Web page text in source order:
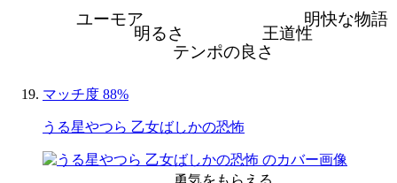
明快な物語
王道性
テンポの良さ
明るさ
ユーモア
マッチ度 88%
うる星やつら 乙女ばしかの恐怖